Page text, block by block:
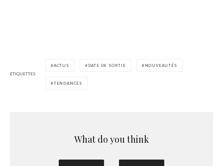
ÉTIQUETTES
ACTUS DATE DE SORTIE NOUVEAUTÉS
TENDANCES
What do you think